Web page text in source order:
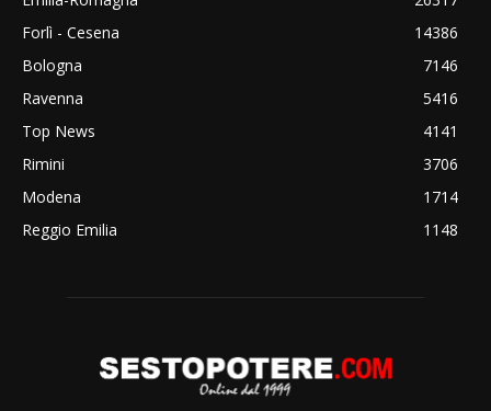
Forlì - Cesena
14386
Bologna
7146
Ravenna
5416
Top News
4141
Rimini
3706
Modena
1714
Reggio Emilia
1148